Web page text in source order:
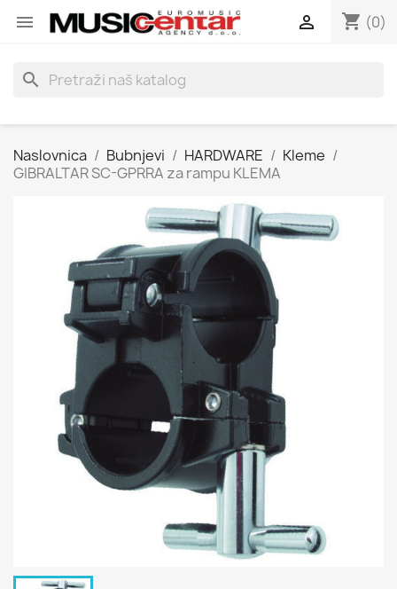
 shopping_cart (0)

search
Naslovnica Bubnjevi HARDWARE
Kleme
GIBRALTAR SC-GPRRA za rampu KLEMA